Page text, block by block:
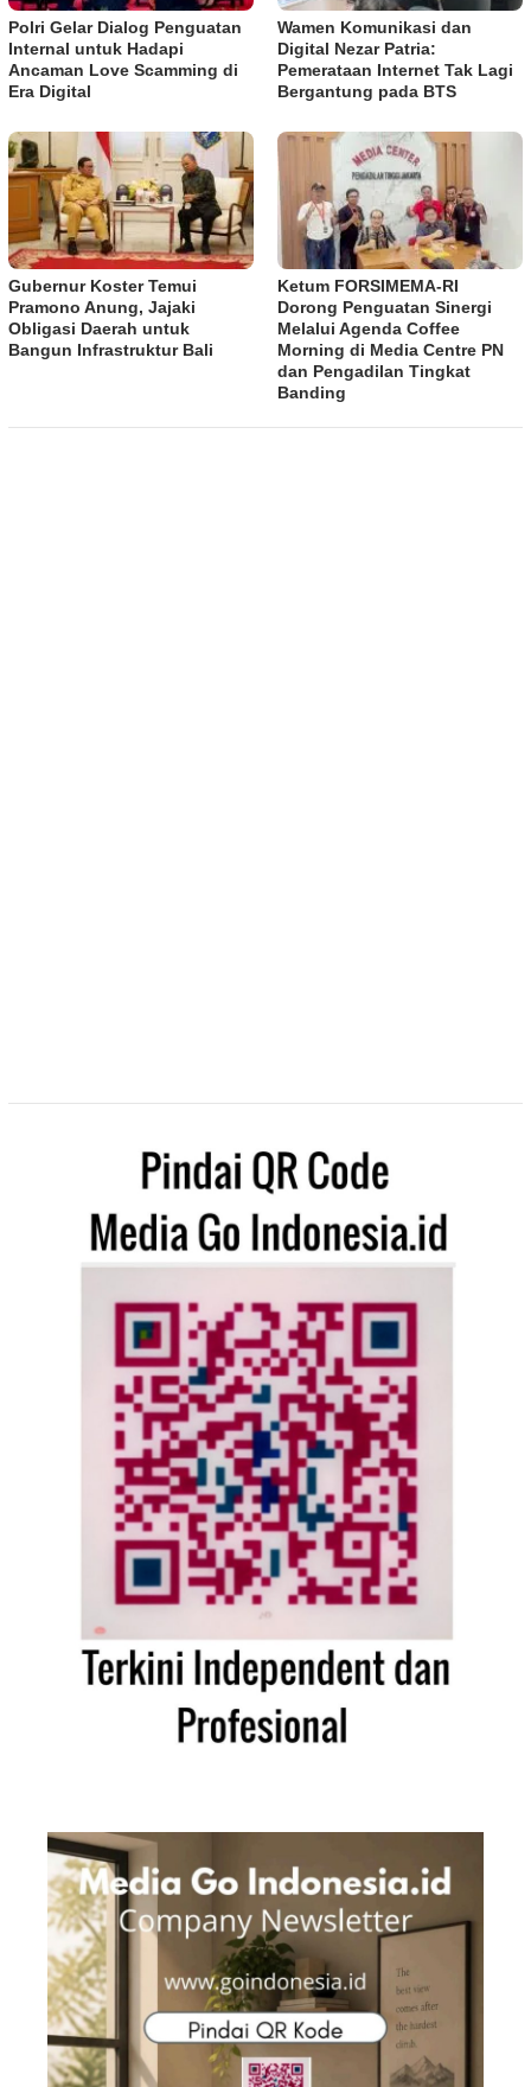
Polri Gelar Dialog Penguatan
Internal untuk Hadapi
Ancaman Love Scamming di
Era Digital
Wamen Komunikasi dan
Digital Nezar Patria:
Pemerataan Internet Tak Lagi
Bergantung pada BTS
Gubernur Koster Temui
Pramono Anung, Jajaki
Obligasi Daerah untuk
Bangun Infrastruktur Bali
​Ketum FORSIMEMA-RI
Dorong Penguatan Sinergi
Melalui Agenda Coffee
Morning di Media Centre PN
dan Pengadilan Tingkat
Banding